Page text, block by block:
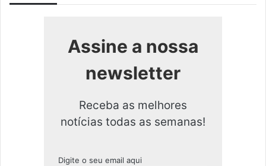
Assine a nossa
newsletter
Receba as melhores
notícias todas as semanas!
Digite o seu email aqui